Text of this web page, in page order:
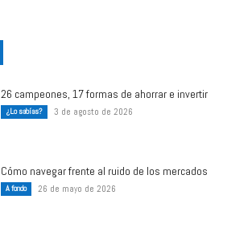
26 campeones, 17 formas de ahorrar e invertir
¿Lo sabías? 3 de agosto de 2026
Cómo navegar frente al ruido de los mercados
A fondo 26 de mayo de 2026